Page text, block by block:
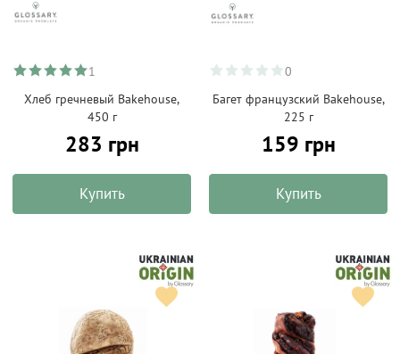
1
Хлеб гречневый Bakehouse,
450 г
283 грн
Купить
0
Багет французский Bakehouse,
225 г
159 грн
Купить